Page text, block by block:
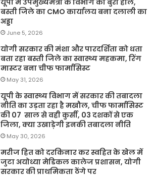
बस्ती जिले का CMO कार्यालय बना दलाली का
अड्डा
June 5, 2026
योगी सरकार की मंशा और पारदर्शिता को धता
बता रहा बस्ती जिले का स्वास्थ्य महकमा, रिंग
मास्टर बना चीफ फार्मासिस्ट
May 31, 2026
यूपी के स्वास्थ्य विभाग में सरकार की तबादला
नीति का उड़ता रहा है मखौल, चीफ फार्मासिस्ट
की 07 साल से वही कुर्सी, 03 दशकों से एक
जिला, क्या उखाड़ेगी इनकी तबादला नीति
May 30, 2026
मरीज हित को दरकिनार कर स्वहित के खेल में
जुटा अयोध्या मेडिकल कालेज प्रशासन, योगी
सरकार की प्राथमिकता ठेंगे पर